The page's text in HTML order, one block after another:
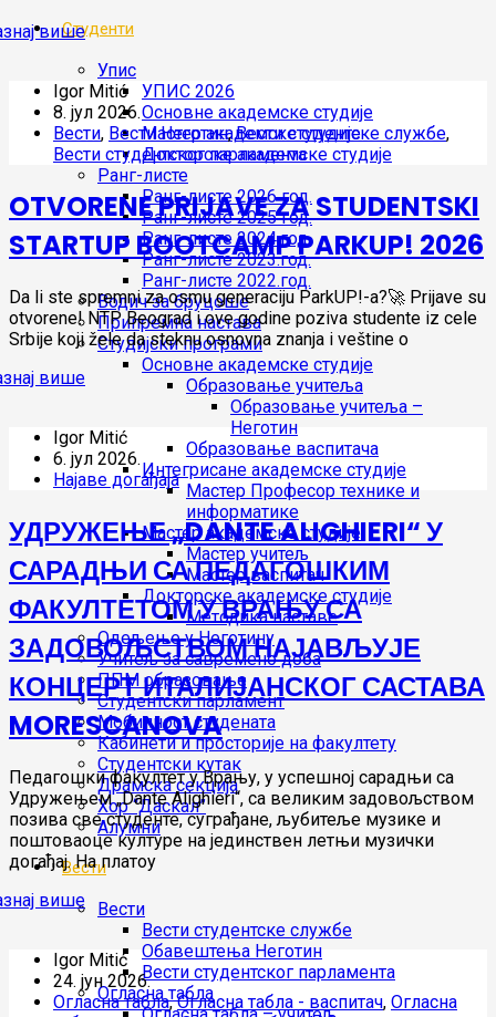
Студенти
Упис
УПИС 2026
Основне академске студије
Мастер академске студије
Докторске академске студије
Ранг-листе
Ранг-листе 2026 год.
Ранг-листе 2025 год.
Ранг-листе 2024.год.
Ранг-листе 2023.год.
Ранг-листе 2022.год.
Водич за бруцоше
Припремна настава
Студијски програми
Основне академске студије
Образовање учитеља
Образовање учитеља –
Неготин
Образовање васпитача
Интегрисане академске студије
Мастер Професор технике и
информатике
Мастер академске студије
Мастер учитељ
Мастер васпитач
Докторске академске студије
Методика наставе
Одељење у Неготину
Учитељ за савремено доба
ППМ образовање
Студентски парламент
Мобилност студената
Кабинети и просторије на факултету
Студентски кутак
Драмска секција
Хор “Даскал”
Алумни
Вести
Вести
Вести студентске службе
Oбавештења Неготин
Вести студентског парламента
Огласна табла
Igor Mitić
8. јул 2026.
Вести, Вести Неготин,Вести студентске службе,
Вести студентског парламента
OTVORENE PRIJAVE ZA STUDENTSKI
STARTUP BOOTCAMP PARKUP! 2026
Da li ste spremni za osmu generaciju ParkUP!-a?🚀 Prijave su
otvorene! NTP Beograd i ove godine poziva studente iz cele
Srbije koji žele da steknu osnovna znanja i veštine o
Igor Mitić
6. јул 2026.
Најаве догађаја
УДРУЖЕЊЕ „DANTE ALIGHIERI“ У
САРАДЊИ СА ПЕДАГОШКИМ
ФАКУЛТЕТОМ У ВРАЊУ СА
ЗАДОВОЉСТВОМ НАЈАВЉУЈЕ
КОНЦЕРТ ИТАЛИЈАНСКОГ САСТАВА
MORESCANOVA
Педагошки факултет у Врању, у успешној сарадњи са
Удружењем „Dante Alighieri“, са великим задовољством
позива све студенте, суграђане, љубитеље музике и
поштоваоце културе на јединствен летњи музички
догађај. На платоу
Igor Mitić
24. јун 2026.
Огласна табла,Огласна табла - васпитач, Огласна